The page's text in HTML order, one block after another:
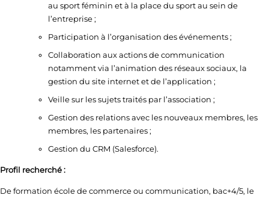
au sport féminin et à la place du sport au sein de
l’entreprise ;
Participation à l’organisation des événements ;
Collaboration aux actions de communication
notamment via l’animation des réseaux sociaux, la
gestion du site internet et de l’application ;
Veille sur les sujets traités par l’association ;
Gestion des relations avec les nouveaux membres, les
membres, les partenaires ;
Gestion du CRM (Salesforce).
Profil recherché :
De formation école de commerce ou communication, bac+4/5, le